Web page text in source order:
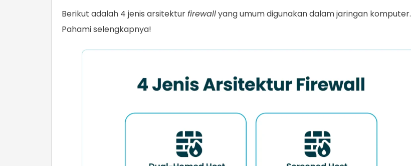
Berikut adalah 4 jenis arsitekturfirewallyang umum digunakan dalam jaringan komputer.
Pahami selengkapnya!